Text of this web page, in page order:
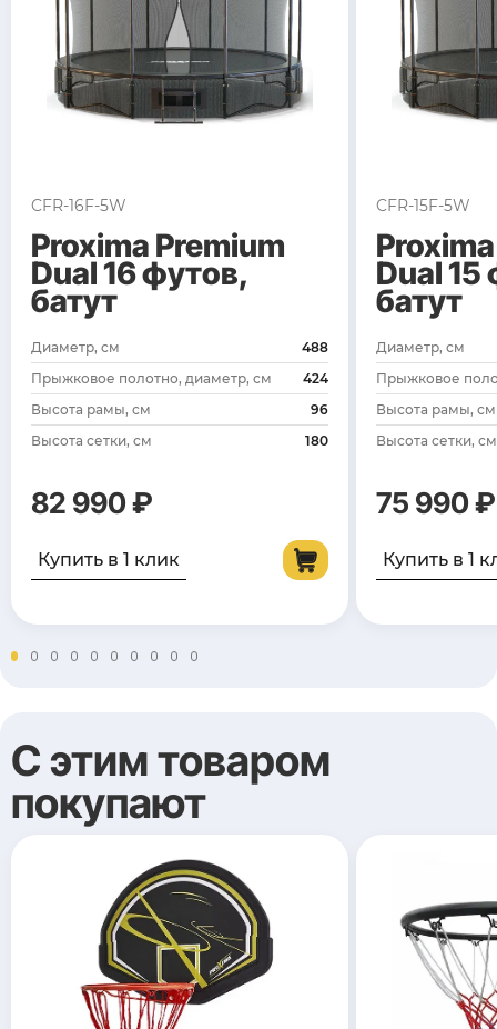
CFR-16F-5W
Proxima Premium
Dual 16 футов,
батут
Диаметр, см
488
Прыжковое полотно, диаметр, см
424
Высота рамы, см
96
Высота сетки, см
180
82 990 ₽
Купить в 1 клик
CFR-15F-5W
Dual 15
батут
Диаметр, см
Прыжковое
Высота рамы, см
Высота сетки, см
75 990 ₽
Купить в 1
С этим товаром
покупают